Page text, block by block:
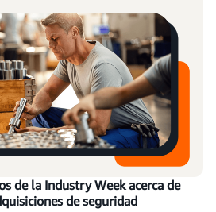
de la Industry Week acerca de
de seguridad